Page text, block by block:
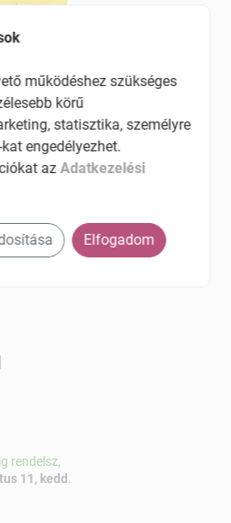
rendelsz,
11, kedd
működéshez szükséges
körű
statisztika, személyre
engedélyezhet.
az Adatkezelési
Elfogadom